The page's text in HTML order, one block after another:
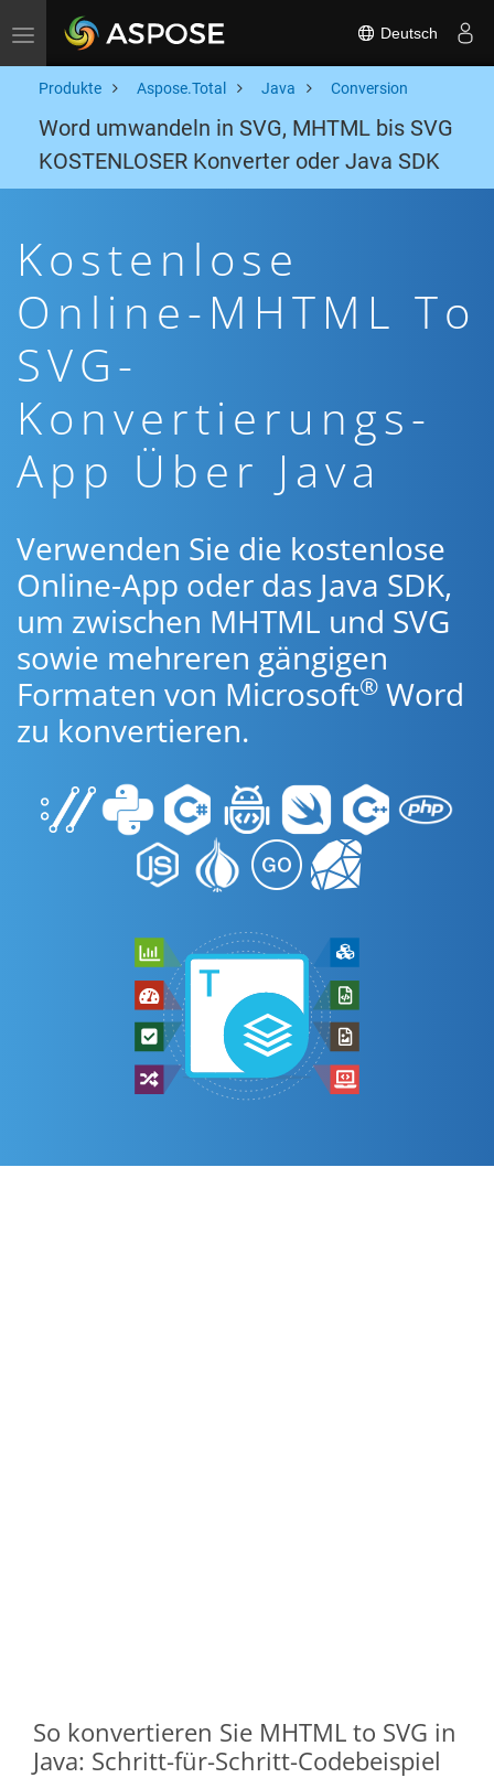
Toggle navigation Deutsch
Produkte Aspose.Total Java Conversion
Word umwandeln in SVG, MHTML bis SVG
KOSTENLOSER Konverter oder Java SDK
Kostenlose
Online-MHTML To
SVG-
Konvertierungs-
App Über Java
Verwenden Sie die kostenlose
Online-App oder das Java SDK,
um zwischen MHTML und SVG
sowie mehreren gängigen
Formaten von Microsoft® Word
zu konvertieren.
So konvertieren Sie MHTML to SVG in
Java: Schritt-für-Schritt-Codebeispiel